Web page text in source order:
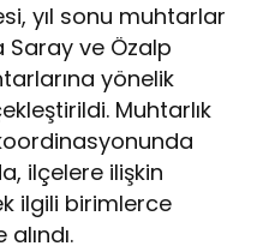
yıl sonu muhtarlar
Saray ve Özalp
yönelik
Muhtarlık
ilçelere ilişkin
ilgili birimlerce